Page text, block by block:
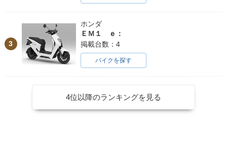
3
ホンダ
ＥＭ１ ｅ：
掲載台数：4
バイクを探す
4位以降のランキングを見る